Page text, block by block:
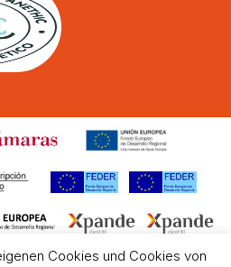
Cookies und Cookies von